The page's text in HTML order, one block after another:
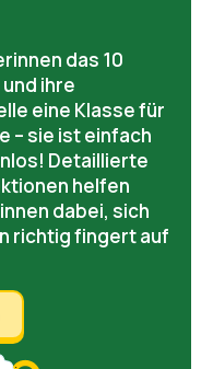
das 10
ihre
eine Klasse für
– sie ist einfach
Detaillierte
helfen
dabei, sich
richtig fingert auf